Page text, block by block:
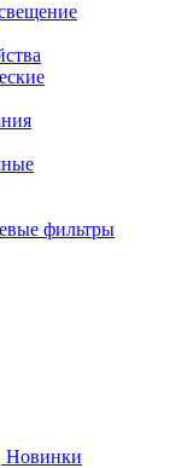
фильтры
Новинки